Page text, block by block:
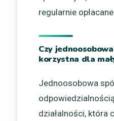
regularnie
Czy
korzystna dla
Jednoosobowa
działalności, która